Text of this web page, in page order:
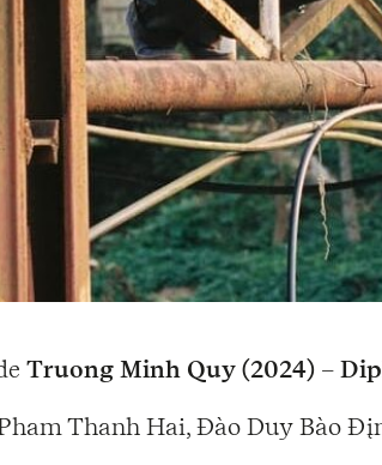
Truong Minh Quy (2024) –
Thanh Hai, Đào Duy Bào